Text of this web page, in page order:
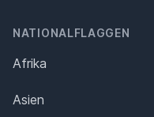
NATIONALFLAGGEN
Afrika
Asien